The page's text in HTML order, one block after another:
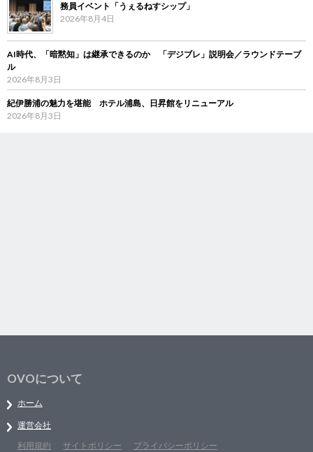
務員イベント「うぇるねすシップ」
2026年8月4日
AI時代、「暗黙知」は継承できるのか 「デジブレ」説明会／ラウンドテーブ
ル
2026年8月3日
紀伊勝浦の魅力を堪能 ホテル浦島、日昇館をリニューアル
2026年8月3日
OVOについて
ホーム
運営会社
利用規約
サイトポリシー プライバシーポリシー